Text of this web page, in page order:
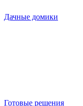
Дачные домики
Готовые решения